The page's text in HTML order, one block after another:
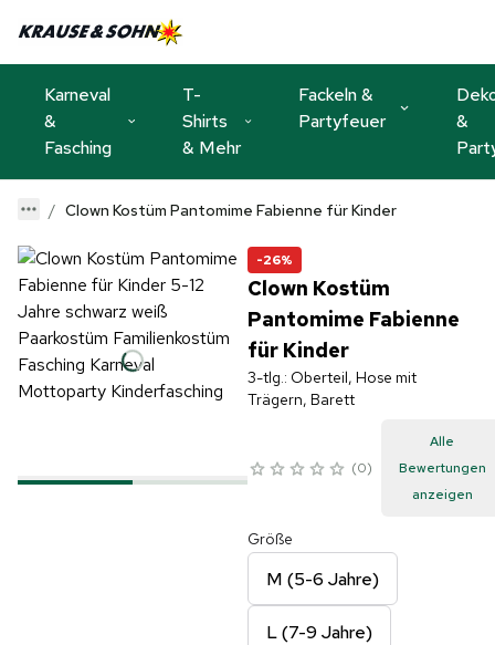
Karneval
&
Fasching
T-
Shirts
& Mehr
Fackeln &
Partyfeuer
&
Clown Kostüm Pantomime Fabienne für Kinder
-26%
Clown Kostüm
Pantomime Fabienne
für Kinder
3-tlg.: Oberteil, Hose mit
Trägern, Barett
0
Alle
Bewertungen
anzeigen
Größe
M (5-6 Jahre)
L (7-9 Jahre)